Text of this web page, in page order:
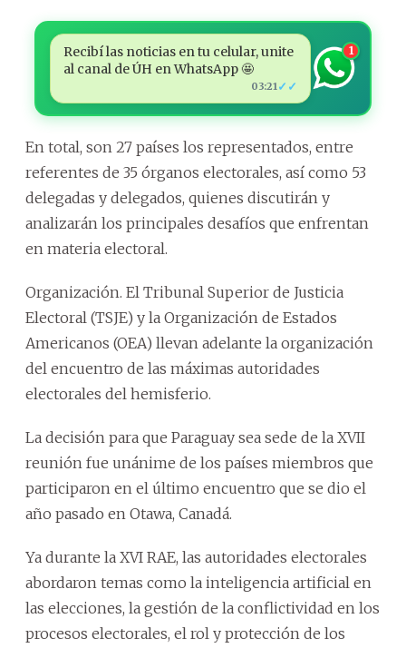
Recibí las noticias en tu celular, unite
al canal de ÚH en WhatsApp 🤩
03:21 ✓✓
1
En total, son 27 países los representados, entre
referentes de 35 órganos electorales, así como 53
delegadas y delegados, quienes discutirán y
analizarán los principales desafíos que enfrentan
en materia electoral.
Organización. El Tribunal Superior de Justicia
Electoral (TSJE) y la Organización de Estados
Americanos (OEA) llevan adelante la organización
del encuentro de las máximas autoridades
electorales del hemisferio.
La decisión para que Paraguay sea sede de la XVII
reunión fue unánime de los países miembros que
participaron en el último encuentro que se dio el
año pasado en Otawa, Canadá.
Ya durante la XVI RAE, las autoridades electorales
abordaron temas como la inteligencia artificial en
las elecciones, la gestión de la conflictividad en los
procesos electorales, el rol y protección de los